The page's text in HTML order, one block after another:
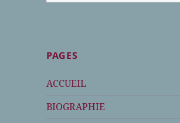
PAGES
ACCUEIL
BIOGRAPHIE